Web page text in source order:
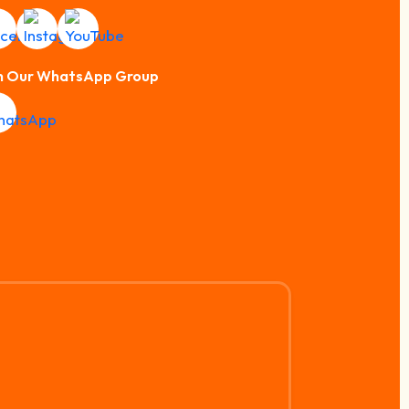
Our WhatsApp Group